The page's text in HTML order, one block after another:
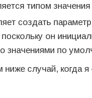
типом значения
создать
поскольку он
значениями по
ниже случай, когда